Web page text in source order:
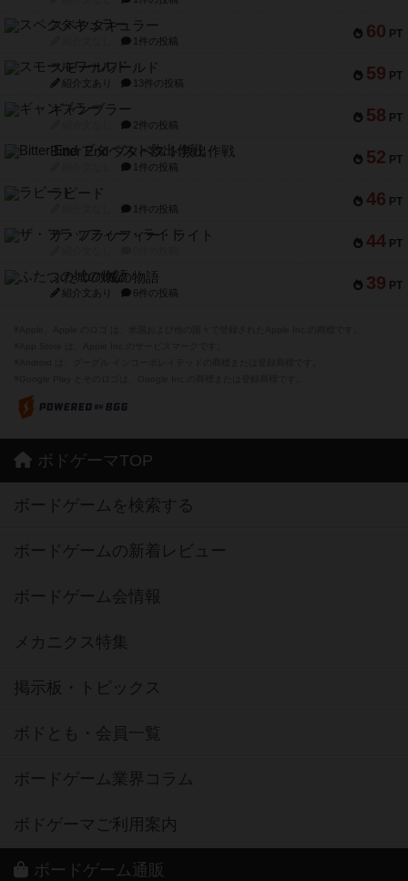
60 PT
スペクタキュラー
1件の投稿
59 PT
スモールワールド
紹介文あり 13件の投稿
58 PT
ギャンブラー
2件の投稿
52 PT
Bitter End ブタペスト救出作戦
1件の投稿
46 PT
ラピード
1件の投稿
44 PT
ザ・フラッフィー・ライト
39 PT
ふたつの城の物語
紹介文あり 6件の投稿
ボドゲーマTOP
ボードゲームを検索する
ボードゲームの新着レビュー
ボードゲーム会情報
メカニクス特集
掲示板・トピックス
ボドとも・会員一覧
ボードゲーム業界コラム
ボドゲーマご利用案内
ボードゲーム通販